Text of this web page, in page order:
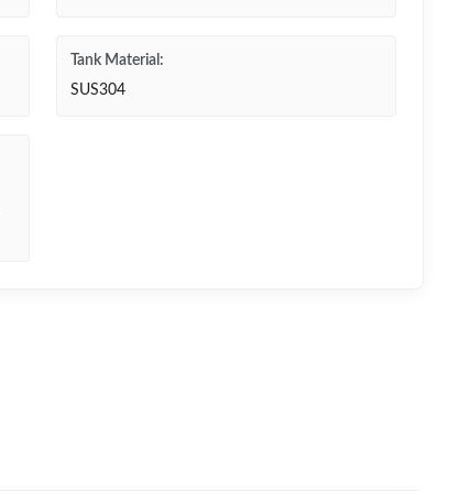
Tank Material:
SUS304